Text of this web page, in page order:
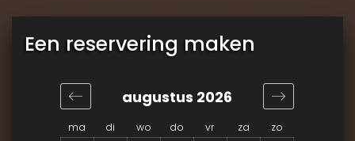
Een reservering maken
ma di wo do vr za zo
augustus 2026